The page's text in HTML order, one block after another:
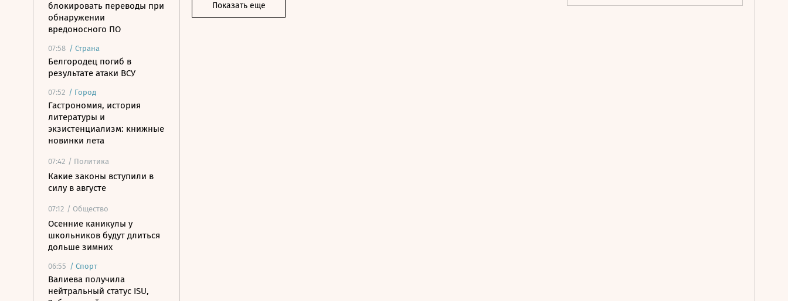
блокировать переводы при
обнаружении
вредоносного ПО
07:58 / Страна
Белгородец погиб в
результате атаки ВСУ
07:52 / Город
Гастрономия, история
литературы и
экзистенциализм: книжные
новинки лета
07:42 / Политика
Какие законы вступили в
силу в августе
07:12 / Общество
Осенние каникулы у
школьников будут длиться
дольше зимних
06:55 / Спорт
Валиева получила
нейтральный статус ISU,
Показать еще